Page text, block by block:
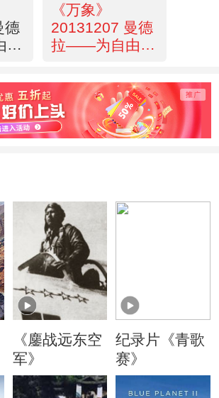
德
而
《万象》
20131207 曼德
拉——为自由而
《鏖战远东空
军》
纪录片《青歌
赛》